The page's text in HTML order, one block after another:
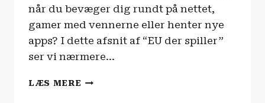
når du bevæger dig rundt på nettet,
gamer med vennerne eller henter nye
apps? I dette afsnit af “EU der spiller”
ser vi nærmere…
LÆS MERE EU